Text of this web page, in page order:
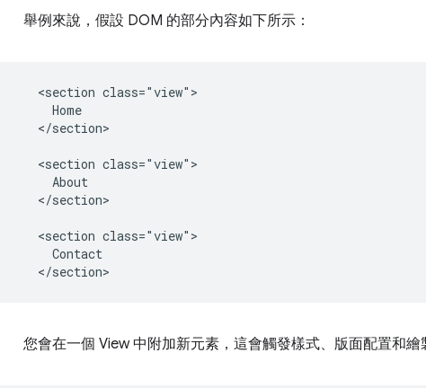
舉例來說，假設 DOM 的部分內容如下所示：
    <section class="view">
      Home
    </section>
    <section class="view">
      About
    </section>
    <section class="view">
      Contact
您會在一個 View 中附加新元素，這會觸發樣式、版面配置和繪